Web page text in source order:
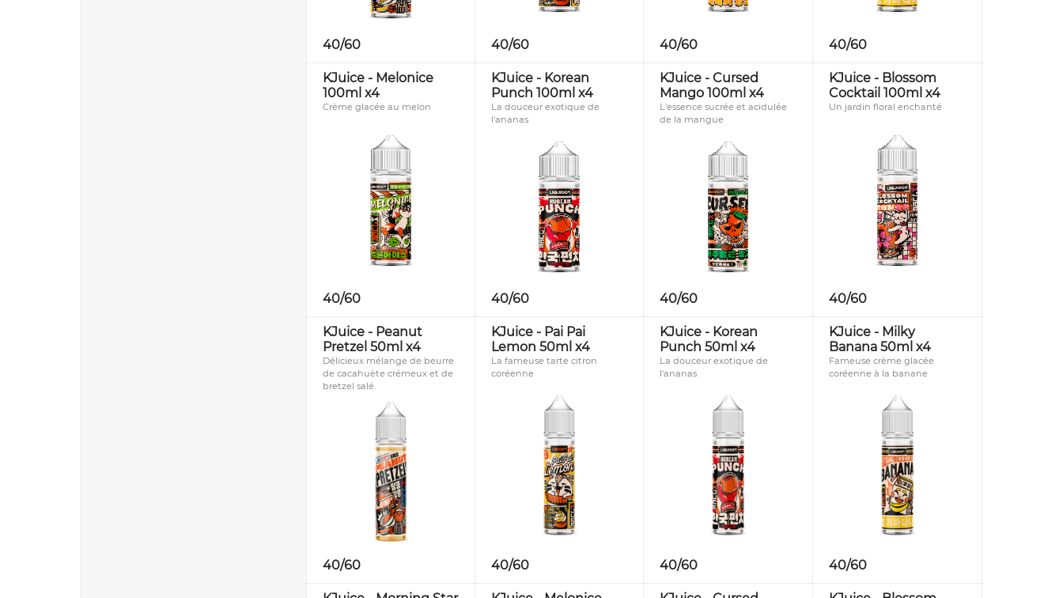
40/60 40/60 40/60 40/60
KJuice - Melonice
100ml x4
Crème glacée au melon
40/60
KJuice - Korean
Punch 100ml x4
La douceur exotique de
l'ananas
40/60
KJuice - Cursed
Mango 100ml x4
L'essence sucrée et acidulée
de la mangue
40/60
KJuice - Blossom
Cocktail 100ml x4
Un jardin floral enchanté
40/60
KJuice - Peanut
Pretzel 50ml x4
Délicieux mélange de beurre
de cacahuète crémeux et de
bretzel salé.
40/60
KJuice - Pai Pai
Lemon 50ml x4
La fameuse tarte citron
coréenne
40/60
KJuice - Korean
Punch 50ml x4
La douceur exotique de
l'ananas
40/60
KJuice - Milky
Banana 50ml x4
Fameuse crème glacée
coréenne à la banane
40/60